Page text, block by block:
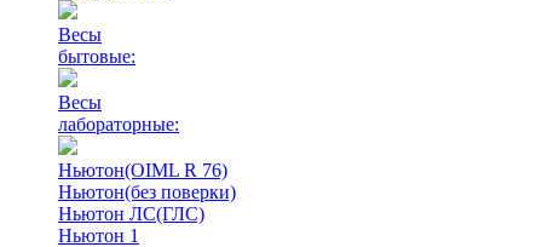
Весы
бытовые:
Весы
лабораторные:
Ньютон(OIML R 76)
Ньютон(без поверки)
Ньютон ЛС(ГЛС)
Ньютон 1